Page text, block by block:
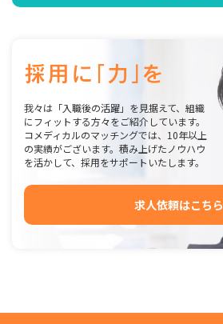
我々は「入職後の活躍」を見据えて、組織
にフィットする方々をご紹介しています。
コメディカルのマッチングでは、10年以上
の実績がございます。積み上げたノウハウ
を活かして、採用をサポートいたします。
求人依頼はこちら